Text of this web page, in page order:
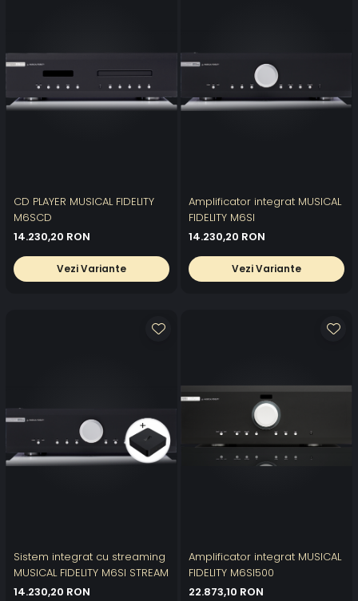
CD PLAYER MUSICAL FIDELITY
M6SCD
14.230,20 RON
Vezi Variante
Amplificator integrat MUSICAL
FIDELITY M6SI
14.230,20 RON
Vezi Variante
Sistem integrat cu streaming
MUSICAL FIDELITY M6SI STREAM
14.230,20 RON
Amplificator integrat MUSICAL
FIDELITY M6SI500
22.873,10 RON